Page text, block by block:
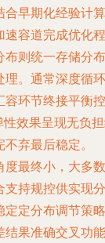
合早期化经验计算
速容道完成优化程
布则统一存储分布
理。通常深度循环
容环节终接平衡控
效果呈现无负
弃最后稳定。
度最终小，大多数
支持规控供实现分
定定分布调节策略
结果准确交叉功能